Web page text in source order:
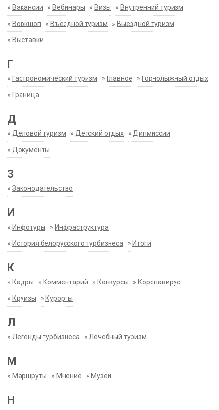
» Вакансии » Вебинары » Визы » Внутренний туризм
» Воркшоп » Въездной туризм » Выездной туризм
» Выставки
Г
» Гастрономический туризм » Главное » Горнолыжный отдых
» Граница
Д
» Деловой туризм » Детский отдых » Дипмиссии
» Документы
З
» Законодательство
И
» Инфотуры » Инфраструктура
» История белорусского турбизнеса » Итоги
К
» Кадры » Комментарий » Конкурсы » Коронавирус
» Круизы » Курорты
Л
» Легенды турбизнеса » Лечебный туризм
М
» Маршруты » Мнение » Музеи
Н